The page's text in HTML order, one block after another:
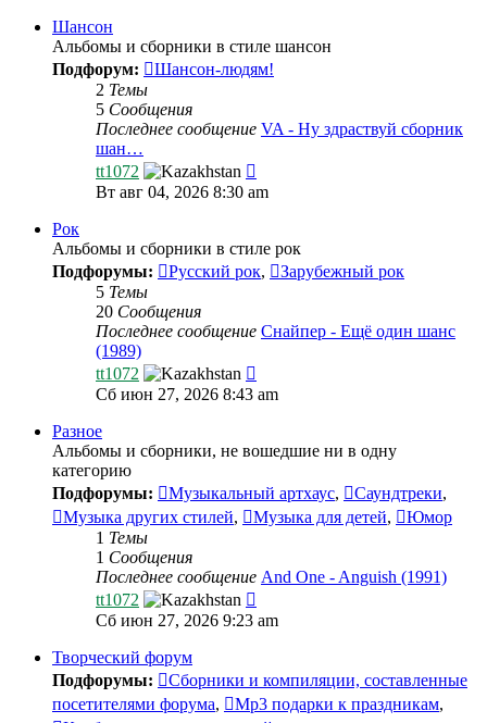
Шансон
Альбомы и сборники в стиле шансон
Подфорум:
Шансон-людям!
2 Темы
5 Сообщения
Последнее сообщение VA - Ну здраствуй сборник
шан…
tt1072
к
Вт авг 04, 2026 8:30 am
Рок
Альбомы и сборники в стиле рок
Подфорумы:
Русский рок,
Зарубежный рок
5 Темы
20 Сообщения
Последнее сообщение Снайпер - Ещё один шанс
(1989)
tt1072
к
Сб июн 27, 2026 8:43 am
Разное
Альбомы и сборники, не вошедшие ни в одну
категорию
Подфорумы:
Музыкальный артхаус, Саундтреки,
Музыка других стилей, Музыка для детей,
Юмор
1 Темы
1 Сообщения
Последнее сообщение And One - Anguish (1991)
tt1072
к
Сб июн 27, 2026 9:23 am
Творческий форум
Подфорумы:
Сборники и компиляции, составленные
посетителями форума, Mp3 подарки к праздникам,